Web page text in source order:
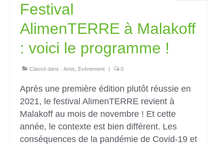
Festival
AlimenTERRE à Malakoff
: voici le programme !
Classé dans : Amis Evènement 0
Après une première édition plutôt réussie en
2021, le festival AlimenTERRE revient à
Malakoff au mois de novembre ! Et cette
année, le contexte est bien différent. Les
conséquences de la pandémie de Covid-19 et